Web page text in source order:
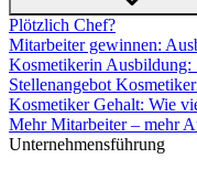
Plötzlich Chef?
Mitarbeiter gewinnen:
Kosmetikerin Ausbildung:
Stellenangebot
Kosmetiker Gehalt: Wie
Mehr Mitarbeiter – mehr
Unternehmensführung